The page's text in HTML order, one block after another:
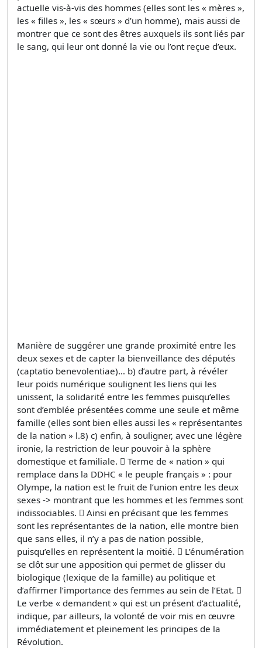
actuelle vis-à-vis des hommes (elles sont les « mères »,
les « filles », les « sœurs » d’un homme), mais aussi de
montrer que ce sont des êtres auxquels ils sont liés par
le sang, qui leur ont donné la vie ou l’ont reçue d’eux.
Manière de suggérer une grande proximité entre les
deux sexes et de capter la bienveillance des députés
(captatio benevolentiae)… b) d’autre part, à révéler
leur poids numérique soulignent les liens qui les
unissent, la solidarité entre les femmes puisqu’elles
sont d’emblée présentées comme une seule et même
famille (elles sont bien elles aussi les « représentantes
de la nation » l.8) c) enfin, à souligner, avec une légère
ironie, la restriction de leur pouvoir à la sphère
domestique et familiale.  Terme de « nation » qui
remplace dans la DDHC « le peuple français » : pour
Olympe, la nation est le fruit de l’union entre les deux
sexes -> montrant que les hommes et les femmes sont
indissociables.  Ainsi en précisant que les femmes
sont les représentantes de la nation, elle montre bien
que sans elles, il n’y a pas de nation possible,
puisqu’elles en représentent la moitié.  L’énumération
se clôt sur une apposition qui permet de glisser du
biologique (lexique de la famille) au politique et
d’affirmer l’importance des femmes au sein de l’Etat. 
Le verbe « demandent » qui est un présent d’actualité,
indique, par ailleurs, la volonté de voir mis en œuvre
immédiatement et pleinement les principes de la
Révolution.